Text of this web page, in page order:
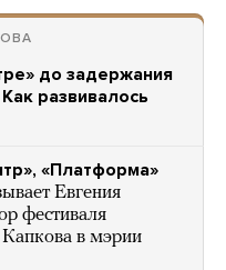
до задержания
развивалось
«Платформа»
Евгения
фестиваля
Капкова в мэрии